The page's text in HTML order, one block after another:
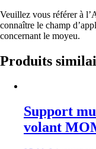
Veuillez vous référer à
connaître le champ
concernant le moyeu.
Produits
Support
volant